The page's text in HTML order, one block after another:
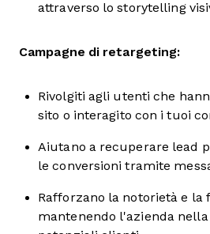
attraverso lo storytelling
Campagne di retargeting:
Rivolgiti agli utenti che
sito o interagito con i tuoi
Aiutano a recuperare lead
le conversioni tramite
Rafforzano la notorietà e la
mantenendo l'azienda